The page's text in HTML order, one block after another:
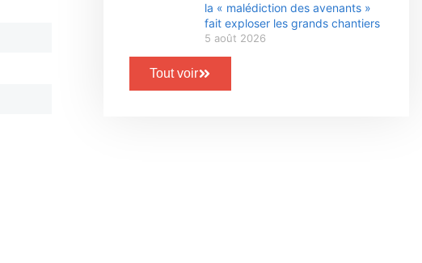
la « malédiction des avenants »
fait exploser les grands chantiers
5 août 2026
Tout voir